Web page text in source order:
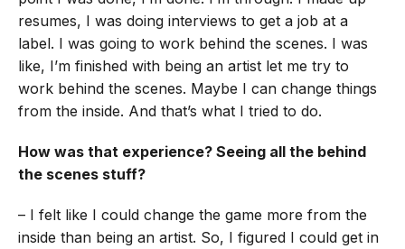
resumes, I was doing interviews to get a job at a
label. I was going to work behind the scenes. I was
like, I’m finished with being an artist let me try to
work behind the scenes. Maybe I can change things
from the inside. And that’s what I tried to do.
How was that experience? Seeing all the behind
the scenes stuff?
– I felt like I could change the game more from the
inside than being an artist. So, I figured I could get in